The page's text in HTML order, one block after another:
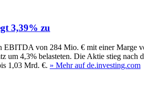
3,39% zu
von 284 Mio. € mit einer Marge
um 4,3% belasteten. Die Aktie stieg
1,03 Mrd. €. » Mehr auf de.investing.com